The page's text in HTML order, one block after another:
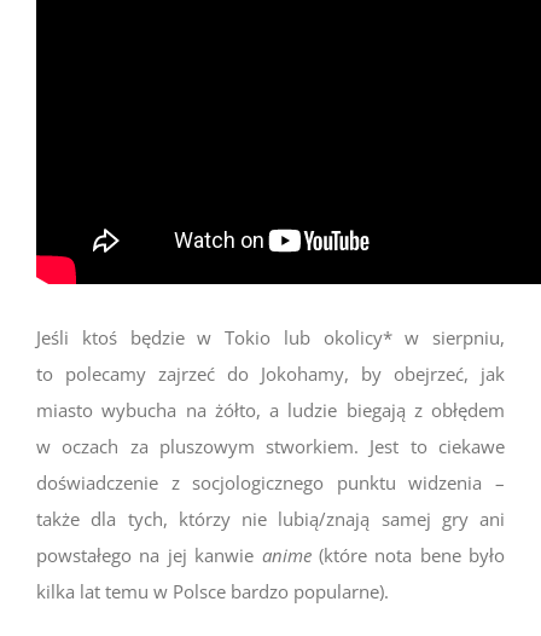
Jeśli ktoś będzie w Tokio lub okolicy* w sierpniu,
to polecamy zajrzeć do Jokohamy, by obejrzeć, jak
miasto wybucha na żółto, a ludzie biegają z obłędem
w oczach za pluszowym stworkiem. Jest to ciekawe
doświadczenie z socjologicznego punktu widzenia –
także dla tych, którzy nie lubią/znają samej gry ani
powstałego na jej kanwie anime(które nota bene było
kilka lat temu w Polsce bardzo popularne).